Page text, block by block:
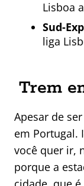
Lisboa
Sud-
liga
Trem
Apesar de
em Portugal.
você quer ir,
porque a